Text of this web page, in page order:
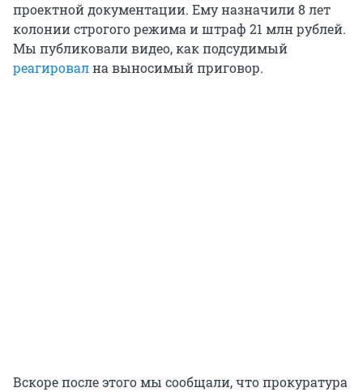
проектной документации. Ему назначили 8 лет
колонии строгого режима и штраф 21 млн рублей.
Мы публиковали видео, как подсудимый
реагировална выносимый приговор.
Вскоре после этого мы сообщали, что прокуратура